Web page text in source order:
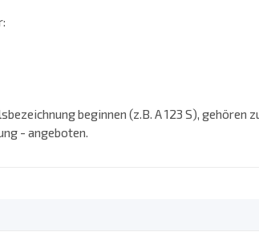
beginnen (z.B. A 123 S),
- angeboten.